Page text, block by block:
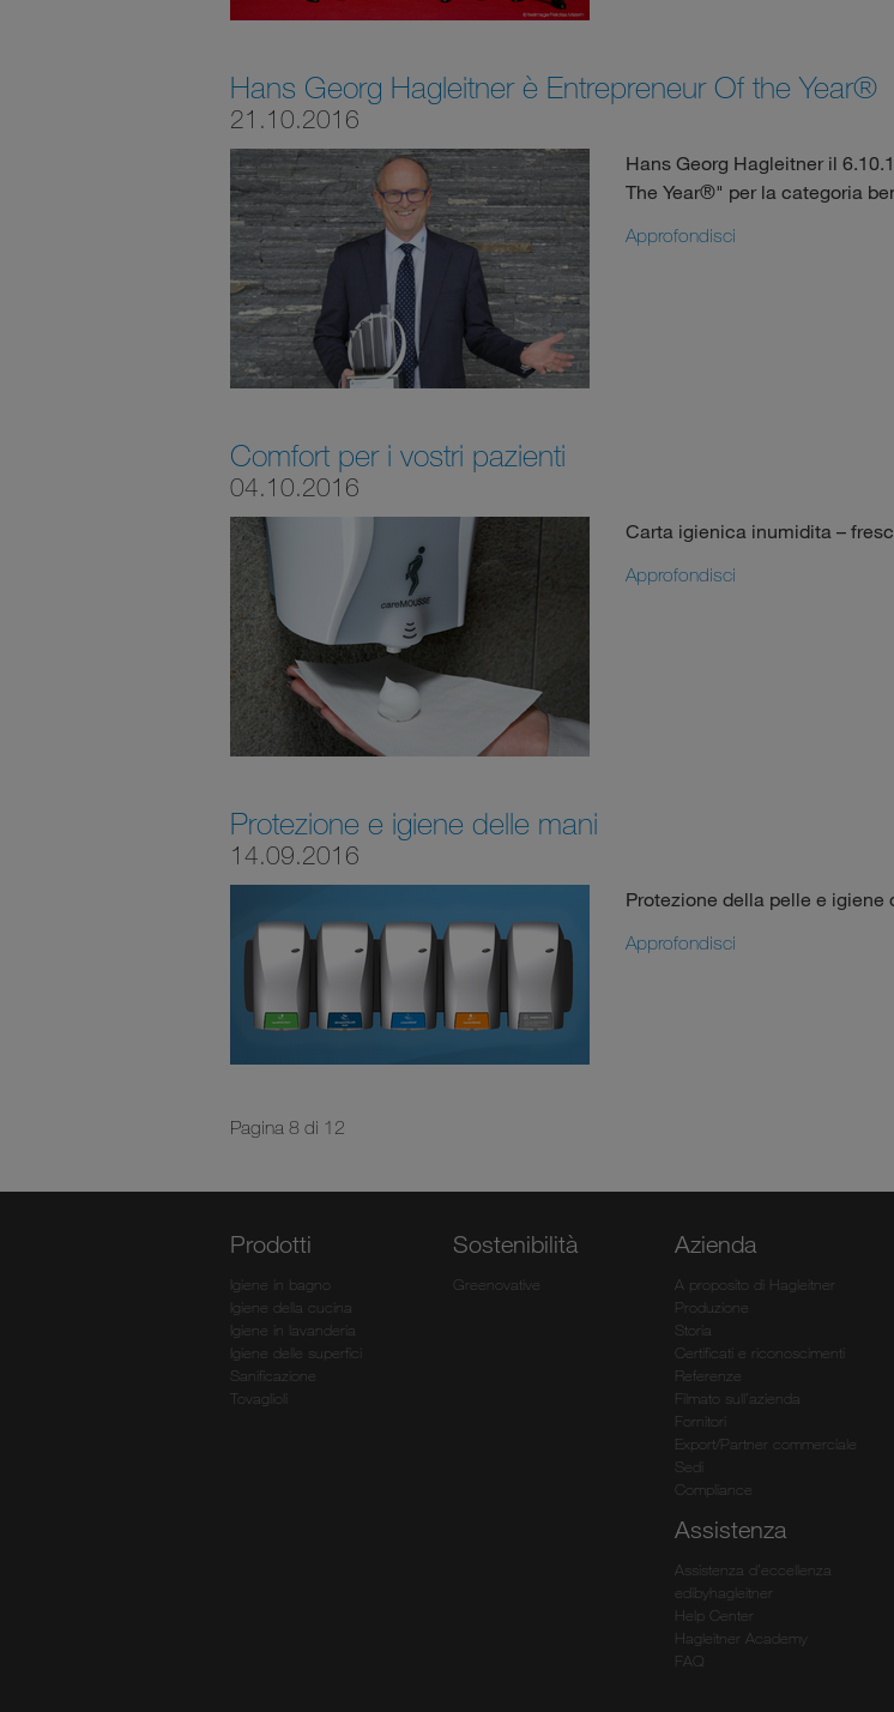
Hans Georg Hagleitner è Entrepreneur Of the Year®
21.10.2016
Hans Georg Hagleitner il
The Year®" per la categoria
Approfondisci
Comfort per i vostri pazienti
04.10.2016
Carta igienica inumidita –
Approfondisci
Protezione e igiene delle mani
14.09.2016
Protezione della pelle e
Approfondisci
Pagina 8 di 12
Prodotti
Igiene in bagno
Igiene della cucina
Igiene in lavanderia
Igiene delle superfici
Sanificazione
Tovaglioli
Sostenibilità
Greenovative
Azienda
A proposito di Hagleitner
Produzione
Storia
Certificati e riconoscimenti
Referenze
Filmato sull’azienda
Fornitori
Export/Partner commerciale
Sedi
Compliance
Assistenza
Assistenza d’eccellenza
edibyhagleitner
Help Center
Hagleitner Academy
FAQ